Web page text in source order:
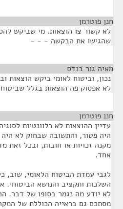
חנן פוטרמן
לא קשור צו הוצאות. מי שביקש
שהגישו את הבקשה - - -
מאיה גור בנדס
נכון, וביטוח לאומי ביקש הוצאות
לא אפסוק פה הוצאות בגלל
חנן פוטרמן
עדיין ההוצאות לא רלוונטיות
היה פטור, והתשובה שבחוק לא
מקנה זכויות או חובות, ובכל זאת
אחד.
לגבי עמדת הביטוח הלאומי, שוב,
השלכות ותקציב והנושא הביטוחי.
לא יודע מה נגמר בסופו של דבר.
מסתכם גם בראייה הכוללת של